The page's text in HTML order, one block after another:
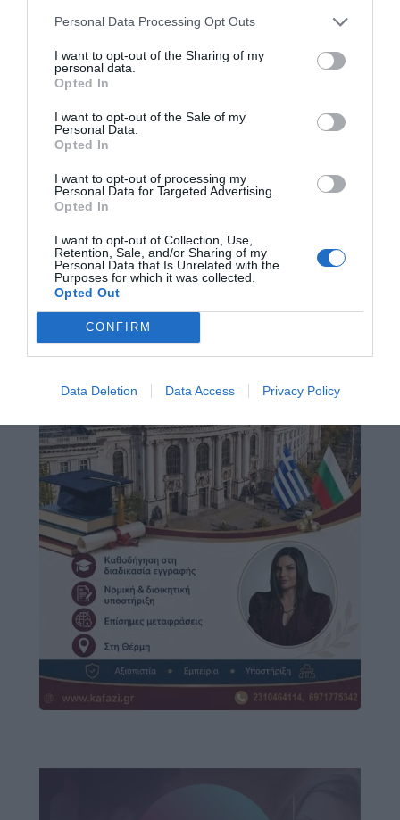
Personal Data Processing Opt Outs
I want to opt-out of the Sharing of my
personal data.
Opted In
I want to opt-out of the Sale of my
Personal Data.
Opted In
I want to opt-out of processing my
Personal Data for Targeted Advertising.
Opted In
I want to opt-out of Collection, Use,
Retention, Sale, and/or Sharing of my
Personal Data that Is Unrelated with the
Purposes for which it was collected.
Opted Out
CONFIRM
Data Deletion Data Access Privacy Policy